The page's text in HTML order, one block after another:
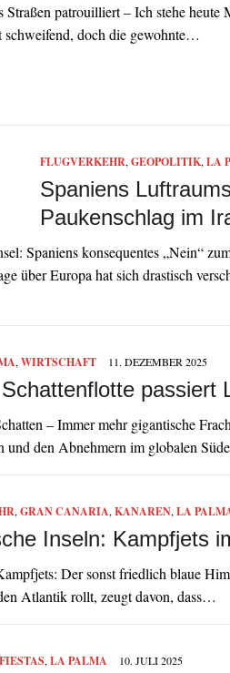
patrouilliert – Ich stehe heute
doch die gewohnte…
FLUGVERKEHR, GEOPOLITIK, LA
Spaniens
Paukenschlag im
Spaniens konsequentes „Nein“
über Europa hat sich drastisch
, WIRTSCHAFT 11. DEZEMBER 2025
passiert
– Immer mehr gigantische
und den Abnehmern im globalen
, GRAN CANARIA, KANAREN, LA
Inseln: Kampfjets
Der sonst friedlich blaue
Atlantik rollt, zeugt davon, dass…
FIESTAS, LA PALMA 10. JULI 2025